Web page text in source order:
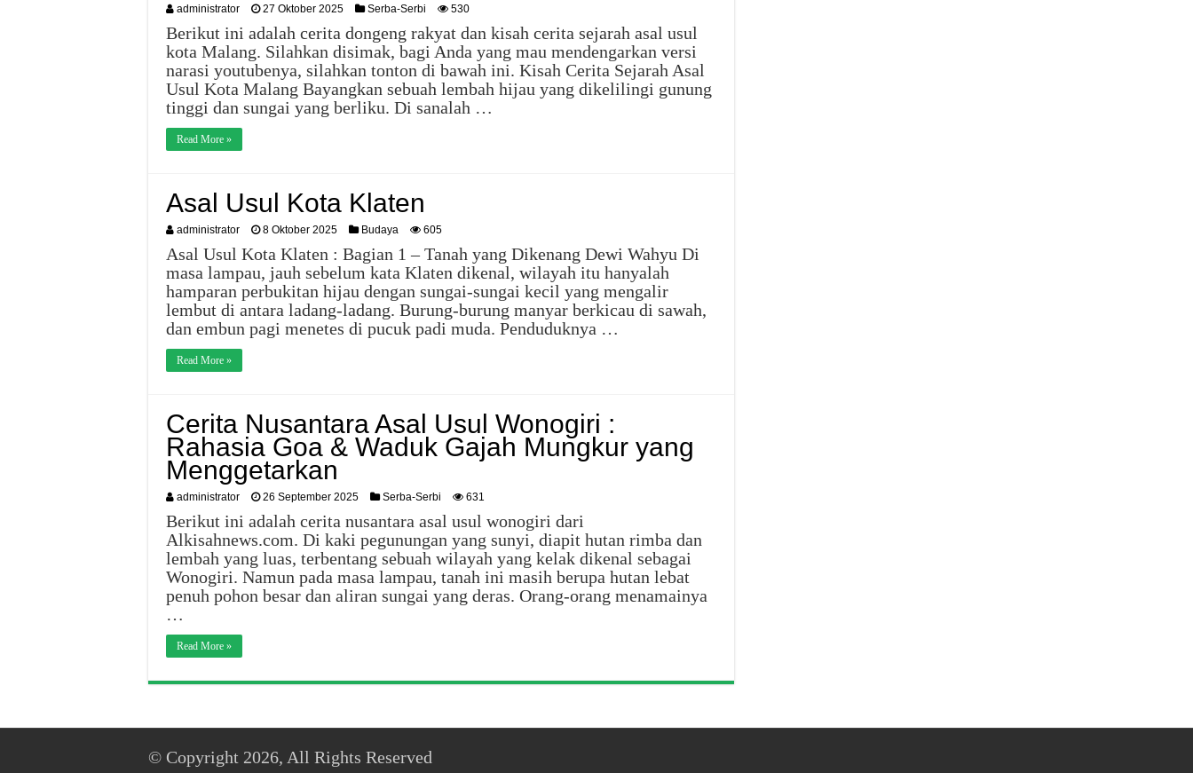
administrator 27 Oktober 2025 Serba-Serbi 530
Berikut ini adalah cerita dongeng rakyat dan kisah cerita sejarah asal usul
kota Malang. Silahkan disimak, bagi Anda yang mau mendengarkan versi
narasi youtubenya, silahkan tonton di bawah ini. Kisah Cerita Sejarah Asal
Usul Kota Malang Bayangkan sebuah lembah hijau yang dikelilingi gunung
tinggi dan sungai yang berliku. Di sanalah …
Read More »
Asal Usul Kota Klaten
administrator 8 Oktober 2025 Budaya 605
Asal Usul Kota Klaten : Bagian 1 – Tanah yang Dikenang Dewi Wahyu Di
masa lampau, jauh sebelum kata Klaten dikenal, wilayah itu hanyalah
hamparan perbukitan hijau dengan sungai-sungai kecil yang mengalir
lembut di antara ladang-ladang. Burung-burung manyar berkicau di sawah,
dan embun pagi menetes di pucuk padi muda. Penduduknya …
Read More »
Cerita Nusantara Asal Usul Wonogiri :
Rahasia Goa & Waduk Gajah Mungkur yang
Menggetarkan
administrator 26 September 2025 Serba-Serbi 631
Berikut ini adalah cerita nusantara asal usul wonogiri dari
Alkisahnews.com. Di kaki pegunungan yang sunyi, diapit hutan rimba dan
lembah yang luas, terbentang sebuah wilayah yang kelak dikenal sebagai
Wonogiri. Namun pada masa lampau, tanah ini masih berupa hutan lebat
penuh pohon besar dan aliran sungai yang deras. Orang-orang menamainya
…
Read More »
© Copyright 2026, All Rights Reserved